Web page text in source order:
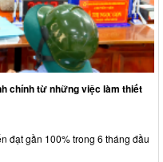
chính từ những việc làm thiết
đạt gần 100% trong 6 tháng đầu